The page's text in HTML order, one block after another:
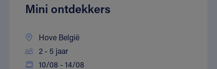
Mini ontdekkers
Hove België
2 - 5 jaar
10/08 - 14/08